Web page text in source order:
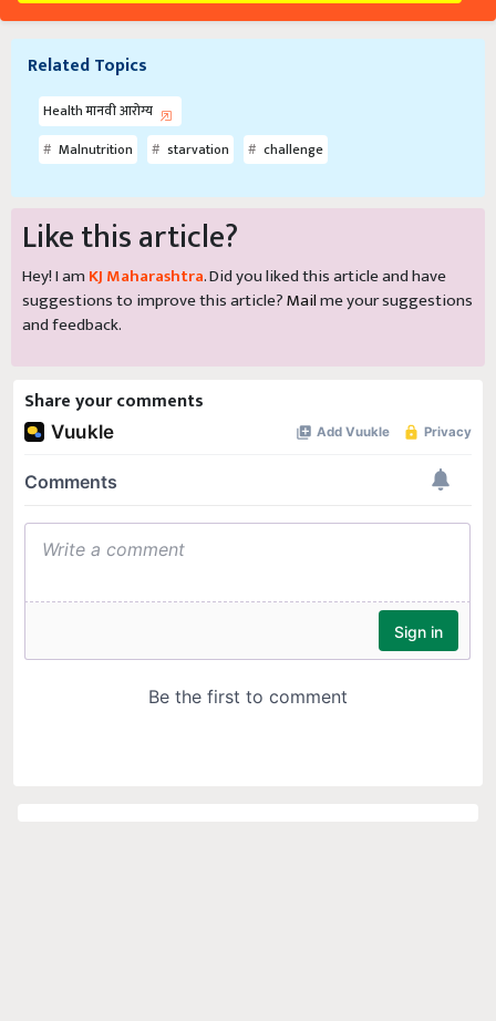
Related Topics
Health मानवी आरोग्य
Malnutrition
starvation challenge
Like this article?
Hey! I am KJ Maharashtra. Did you liked this article and have
suggestions to improve this article?Mailme your suggestions
and feedback.
Share your comments